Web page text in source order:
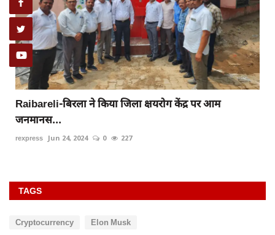
Raibareli-बिरला ने किया जिला क्षयरोग केंद्र पर आम
जनमानस...
rexpress Jun 24, 2024 0 227
TAGS
Cryptocurrency Elon Musk